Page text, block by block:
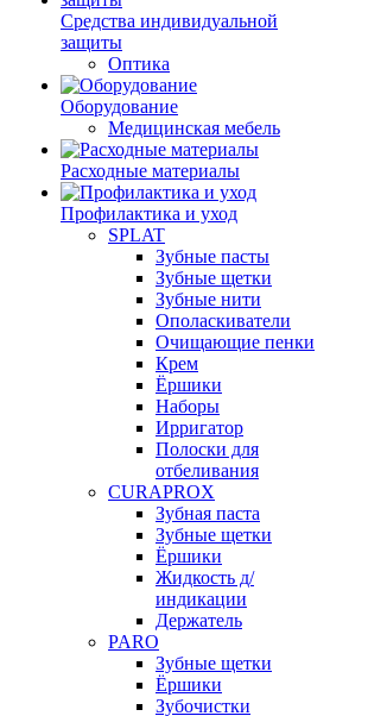
Средства индивидуальной
защиты
Оптика
Оборудование
Медицинская мебель
Расходные материалы
Профилактика и уход
SPLAT
Зубные пасты
Зубные щетки
Зубные нити
Ополаскиватели
Очищающие пенки
Крем
Ёршики
Наборы
Ирригатор
Полоски для
отбеливания
CURAPROX
Зубная паста
Зубные щетки
Ёршики
Жидкость д/
индикации
Держатель
PARO
Зубные щетки
Ёршики
Зубочистки